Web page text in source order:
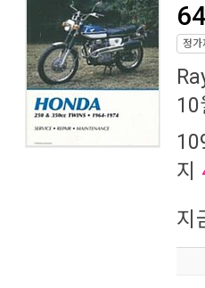
정
10
지
지